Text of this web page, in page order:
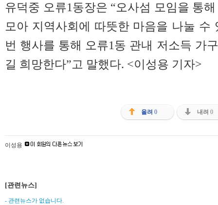
유덕중 오류1동장은 “오사섬 모임을 통
모아 지역사회에 따뜻한 마음을 나눌 수
번 행사를 통해 오류1동 관내 저소득 가
길 희망한다”고 말했다. <이성용 기자>
올려 0 내려 0
이성용
[관련뉴스]
- 관련뉴스가 없습니다.